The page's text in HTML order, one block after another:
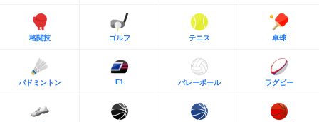
格闘技 ゴルフ テニス 卓球
バドミントン F1 バレーボール ラグビー